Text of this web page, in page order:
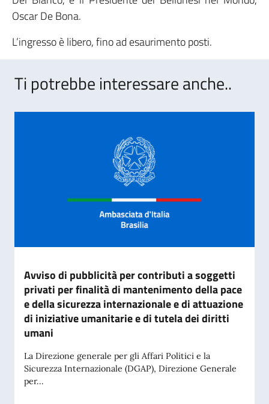
Oscar De Bona.
L’ingresso è libero, fino ad esaurimento posti.
Ti potrebbe interessare anche..
Avviso di pubblicità per contributi a soggetti
privati per finalità di mantenimento della pace
e della sicurezza internazionale e di attuazione
di iniziative umanitarie e di tutela dei diritti
umani
La Direzione generale per gli Affari Politici e la
Sicurezza Internazionale (DGAP), Direzione Generale
per...